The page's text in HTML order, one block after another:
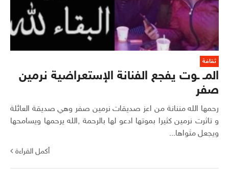
ثقافة
المـ ـوت يفجع الفنانة الإستعراضية نرمين
صفر
رحمها الله مننانة من اعز صديقات نرمين صفر وهي صديقة العائلة
و تاثرت نرمين كثيرا بموتها ادعو لها بالرحمة ,الله يرحمها ويسامحها
ويجعل مثواها...
أكمل القراءة